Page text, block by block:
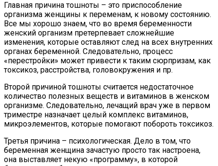
Главная причина тошноты – это приспособление
организма женщины к переменам, к новому состоянию.
Все мы хорошо знаем, что во время беременности
женский организм претерпевает сложнейшие
изменения, которые оставляют след на всех внутренних
органах беременной. Следовательно, процесс
«перестройки» может привести к таким сюрпризам, как
токсикоз, расстройства, головокружения и пр.
Второй причиной тошноты считается недостаточное
количество полезных веществ и витаминов в женском
организме. Следовательно, лечащий врач уже в первом
триместре назначает целый комплекс витаминов,
микроэлементов, которые помогают побороть токсикоз.
Третья причина – психологическая. Дело в том, что
беременная женщина зачастую просто так настроена,
она выставляет некую «программу», в которой